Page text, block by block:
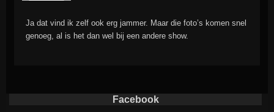
Ja dat vind ik zelf ook erg jammer. Maar die foto’s komen snel
genoeg, al is het dan wel bij een andere show.
Facebook